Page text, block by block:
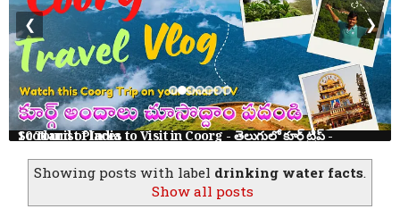
తెనాలి రామలింగ కథలు: 8 నీతి కథలు తెలుగు పిల్లలకు | Tenali Ramalinga Stories in Telugu
❮ ❯
Showing posts with label drinking water facts.
Show all posts